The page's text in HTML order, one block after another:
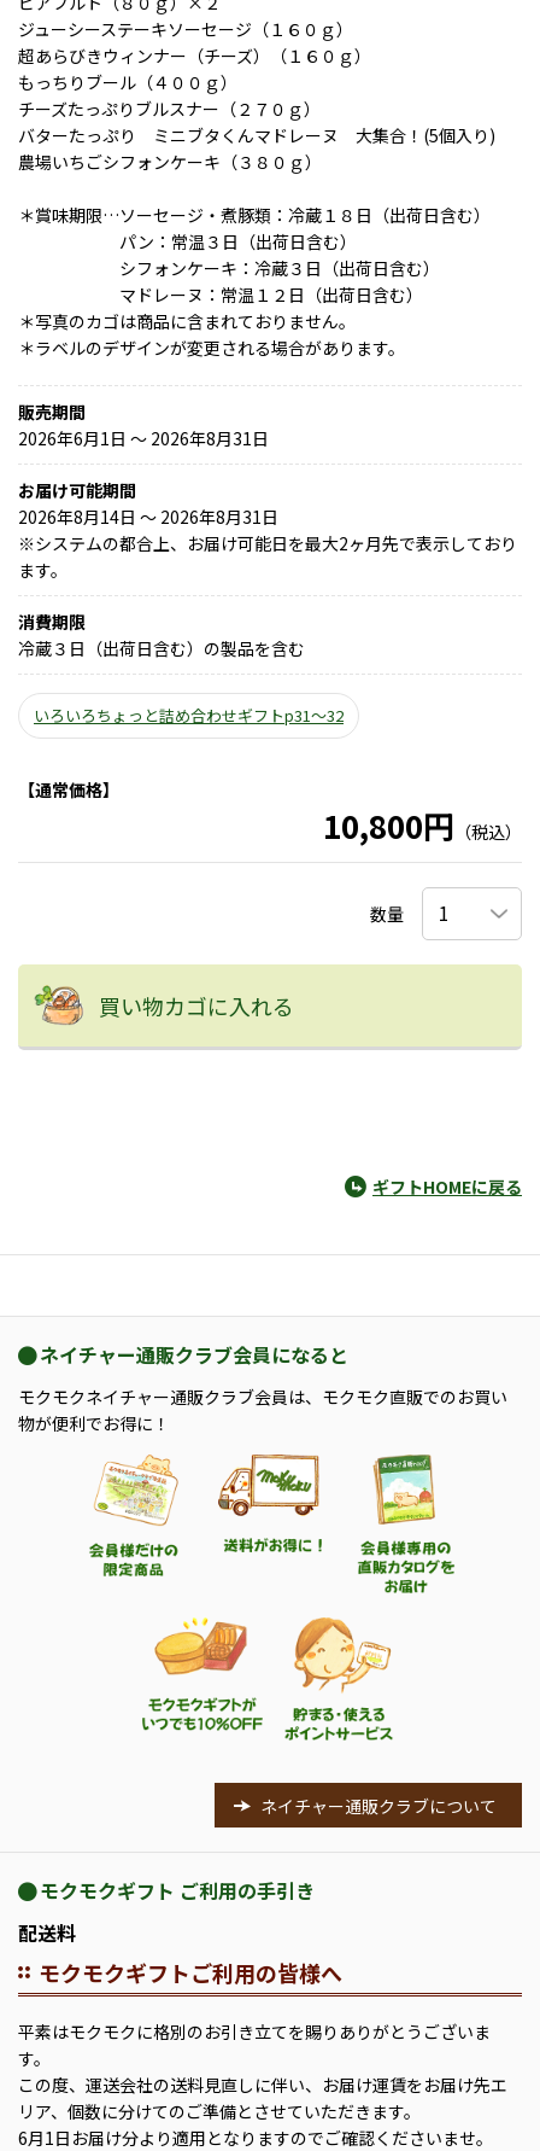
ジューシーステーキソーセージ（１６０ｇ）
超あらびきウィンナー（チーズ）（１６０ｇ）
もっちりブール（４００ｇ）
チーズたっぷりブルスナー（２７０ｇ）
バターたっぷり ミニブタくんマドレーヌ 大集合！(5個入り)
農場いちごシフォンケーキ（３８０ｇ）
＊賞味期限…ソーセージ・煮豚類：冷蔵１８日（出荷日含む）
パン：常温３日（出荷日含む）
シフォンケーキ：冷蔵３日（出荷日含む）
マドレーヌ：常温１２日（出荷日含む）
＊写真のカゴは商品に含まれておりません。
＊ラベルのデザインが変更される場合があります。
販売期間
2026年6月1日 〜 2026年8月31日
お届け可能期間
2026年8月14日 ～ 2026年8月31日
※システムの都合上、お届け可能日を最大2ヶ月先で表示しており
ます。
消費期限
冷蔵３日（出荷日含む）の製品を含む
いろいろちょっと詰め合わせギフトp31～32
【通常価格】
10,800円 （税込）
数量
買い物カゴに入れる
ギフトHOMEに戻る
ネイチャー通販クラブ会員になると
モクモクネイチャー通販クラブ会員は、モクモク直販でのお買い
物が便利でお得に！
ネイチャー通販クラブについて
モクモクギフト ご利用の手引き
配送料
モクモクギフトご利用の皆様へ
平素はモクモクに格別のお引き立てを賜りありがとうございま
す。
この度、運送会社の送料見直しに伴い、お届け運賃をお届け先エ
リア、個数に分けてのご準備とさせていただきます。
6月1日お届け分より適用となりますのでご確認くださいませ。